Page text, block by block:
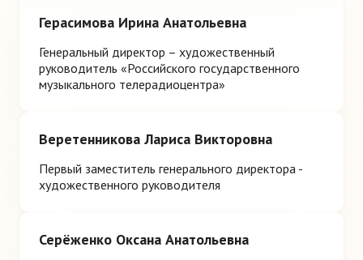
Герасимова Ирина Анатольевна
Генеральный директор – художественный
руководитель «Российского государственного
музыкального телерадиоцентра»
Веретенникова Лариса Викторовна
Первый заместитель генерального директора -
художественного руководителя
Серёженко Оксана Анатольевна